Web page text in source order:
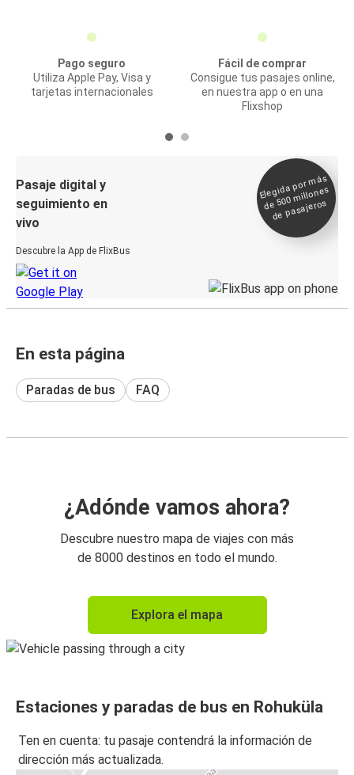
Pago seguro
Utiliza Apple Pay, Visa y
tarjetas internacionales
Fácil de comprar
Consigue tus pasajes online,
en nuestra app o en una
Flixshop
Pasaje digital y
seguimiento en
vivo
Descubre la App de FlixBus
Elegida por
más
de 500
millones
de pasajeros
En esta página
Paradas de bus FAQ
¿Adónde vamos ahora?
Descubre nuestro mapa de viajes con más
de 8000 destinos en todo el mundo.
Explora el mapa
Estaciones y paradas de bus en Rohuküla
Ten en cuenta: tu pasaje contendrá la información de
dirección más actualizada.